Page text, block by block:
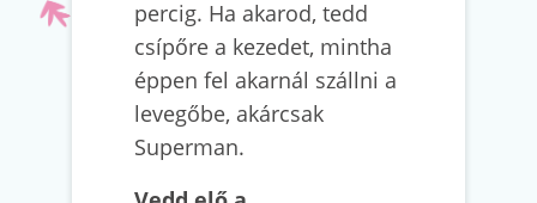
percig. Ha akarod, tedd
csípőre a kezedet, mintha
éppen fel akarnál szállni a
levegőbe, akárcsak
Superman.